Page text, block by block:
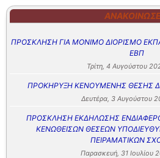
ΠΡΟΣΚΛΗΣΗ ΓΙΑ ΜΟΝΙΜΟ ΔΙΟΡΙΣΜΟ
ΕΒΠ
Τρίτη, 4 Αυγούστου
ΠΡΟΚΗΡΥΞΗ ΚΕΝΟΥΜΕΝΗΣ ΘΕΣΗΣ
Δευτέρα, 3 Αυγούστου
ΠΡΟΣΚΛΗΣΗ ΕΚΔΗΛΩΣΗΣ
ΚΕΝΩΘΕΙΣΩΝ ΘΕΣΕΩΝ
ΠΕΙΡΑΜΑΤΙΚΩΝ
Παρασκευή, 31 Ιουλίου